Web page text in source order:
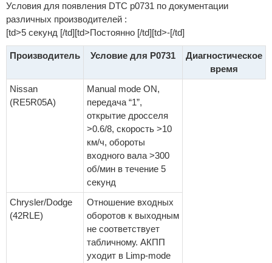
Условия для появления DTC p0731 по документации
различных производителей :
[td>5 секунд [/td][td>Постоянно [/td][td>-[/td]
Производитель Условие для P0731
Диагностическое
время
Nissan
(RE5R05A)
Manual mode ON,
передача “1”,
открытие дросселя
>0.6/8, скорость >10
км/ч, обороты
входного вала >300
об/мин в течение 5
секунд
Chrysler/Dodge
(42RLE)
Отношение входных
оборотов к выходным
не соответствует
табличному. АКПП
уходит в Limp-mode